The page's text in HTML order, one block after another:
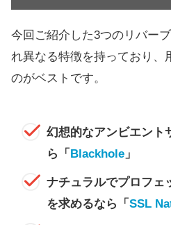
今回ご紹介した3つのリバー
れ異なる特徴を持っており、
のがベストです。
幻想的なアンビエント
ら「 Blackhole 」
ナチュラルでプロフェ
を求めるなら「 SSL